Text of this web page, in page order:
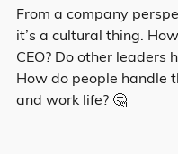
From a company
it’s a cultural thing.
CEO? Do other leaders
How do people handle
and work life? 🤔